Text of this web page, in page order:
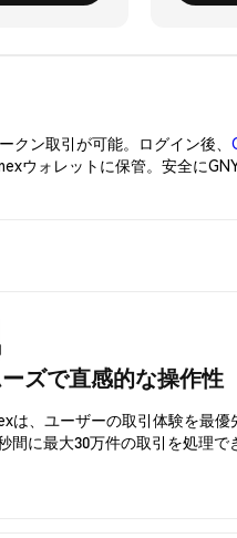
ン取引が可能。ログイン後、
ウォレットに保管。安全に
ズで直感的な操作性
は、ユーザーの取引体験を最
間に最大30万件の取引を処理で